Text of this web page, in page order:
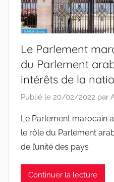
Le Parlement
du Parlement
intérêts de la
Publié le 20/02/2022 par
Le Parlement marocain
le rôle du Parlement
de l’unité des pays
Continuer la lecture